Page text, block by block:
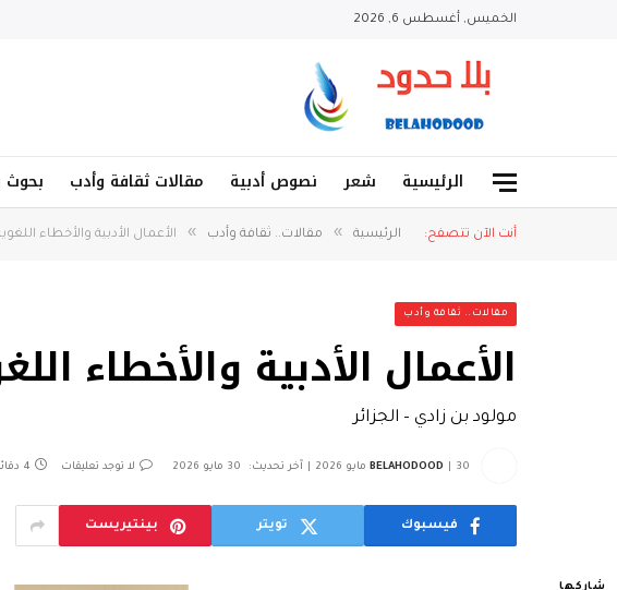
الخميس, أغسطس 6, 2026
الرئيسية شعر نصوص أدبية مقالات ثقافة وأدب بحوث
أنت الآن تتصفح: الرئيسية » مقالات.. ثقافة وأدب » الأعمال الأدبية والأخطاء
مقالات.. ثقافة وأدب
الأعمال الأدبية والأخطاء
مولود بن زادي – الجزائر
BELAHODOOD 30 مايو 2026 آخر تحديث: 30 مايو 2026 لا توجد تعليقات 4 دقائق
فيسبوك تويتر بينتيريست
شاركها